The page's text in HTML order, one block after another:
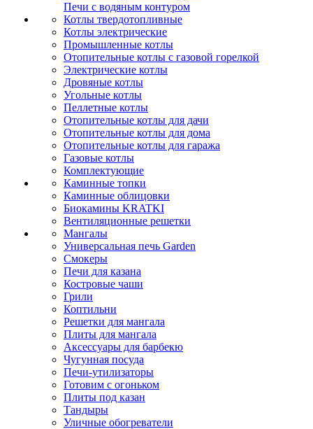
Печи с водяным контуром
Котлы твердотопливные
Котлы электрические
Промышленные котлы
Отопительные котлы с газовой горелкой
Электрические котлы
Дровяные котлы
Угольные котлы
Пеллетные котлы
Отопительные котлы для дачи
Отопительные котлы для дома
Отопительные котлы для гаража
Газовые котлы
Комплектующие
Каминные топки
Каминные облицовки
Биокамины KRATKI
Вентиляционные решетки
Мангалы
Универсальная печь Garden
Смокеры
Печи для казана
Костровые чаши
Грили
Коптильни
Решетки для мангала
Плиты для мангала
Аксессуары для барбекю
Чугунная посуда
Печи-утилизаторы
Готовим с огоньком
Плиты под казан
Тандыры
Уличные обогреватели